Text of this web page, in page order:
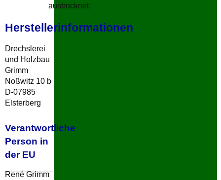
austrocknet.
Herstellerinformationen
Drechslerei
und Holzbau
Grimm
Noßwitz 10 b
D-07985
Elsterberg
Verantwortliche
Person in
der EU
René Grimm